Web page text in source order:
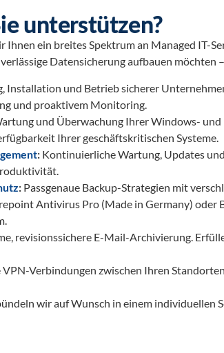
unterstützen?
ein breites Spektrum an Managed IT-
Datensicherung aufbauen möchten
Installation und Betrieb sicherer
und proaktivem Monitoring.
und Überwachung Ihrer Windows-
Ihrer geschäftskritischen Systeme.
: Kontinuierliche Wartung, Updates
: Passgenaue Backup-Strategien mit
Antivirus Pro (Made in Germany)
revisionssichere E-Mail-Archivierung.
VPN-Verbindungen zwischen Ihren
wir auf Wunsch in einem individuellen